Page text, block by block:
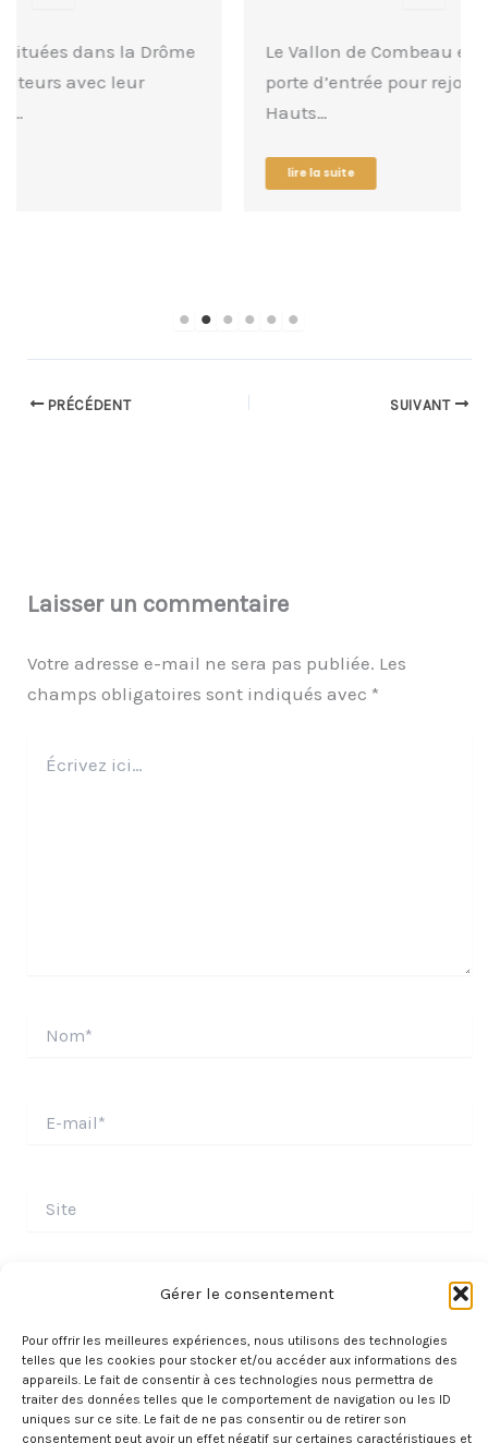
Gérer le consentement
Pour offrir les meilleures expériences, nous utilisons des technologies
telles que les cookies pour stocker et/ou accéder aux informations des
appareils. Le fait de consentir à ces technologies nous permettra de
traiter des données telles que le comportement de navigation ou les ID
uniques sur ce site. Le fait de ne pas consentir ou de retirer son
consentement peut avoir un effet négatif sur certaines caractéristiques et
Le Vallon de Combeau est une magnifique
porte d’entrée pour rejoindre la réserve des
PRÉCÉDENT SUIVANT
Laisser un commentaire
Votre adresse e-mail ne sera pas publiée. Les
champs obligatoires sont indiqués avec *
ici…
mail*